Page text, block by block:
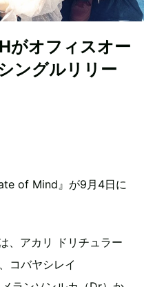
がオフィスオー
ングルリリー
of Mind』が9月4日に
、アカリ ドリチュラー
コバヤシレイ